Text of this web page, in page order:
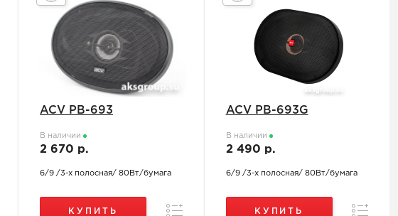
ACV PB-693
В наличии
2 670 р.
6/9 /3-х полосная/ 80Вт/бумага
КУПИТЬ Сравнение
ACV PB-693G
В наличии
2 490 р.
6/9 /3-х полосная/ 80Вт/бумага
КУПИТЬ